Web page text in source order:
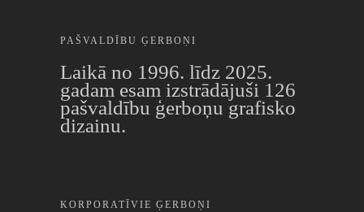
PAŠVALDĪBU ĢERBOŅI
Laikā no 1996. līdz 2025.
gadam esam izstrādājuši 126
pašvaldību ģerboņu grafisko
dizainu.
KORPORATĪVIE ĢERBOŅI